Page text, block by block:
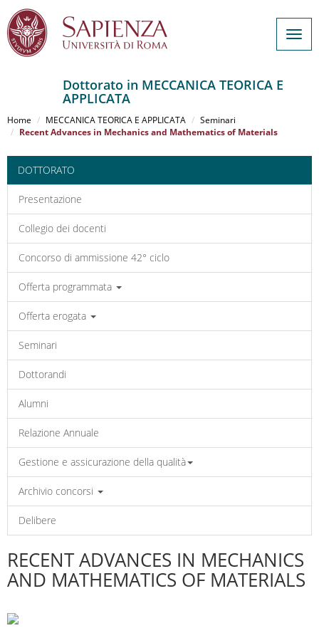
al
contenuto
Dottorato in MECCANICA TEORICA E
APPLICATA
Home MECCANICA TEORICA E APPLICATA
Seminari
Recent Advances in Mechanics and Mathematics of Materials
DOTTORATO
Presentazione
Collegio dei docenti
Concorso di ammissione 42° ciclo
Offerta programmata
Offerta erogata
Seminari
Dottorandi
Alumni
Relazione Annuale
Gestione e assicurazione della qualità
Archivio concorsi
Delibere
RECENT ADVANCES IN MECHANICS
AND MATHEMATICS OF MATERIALS